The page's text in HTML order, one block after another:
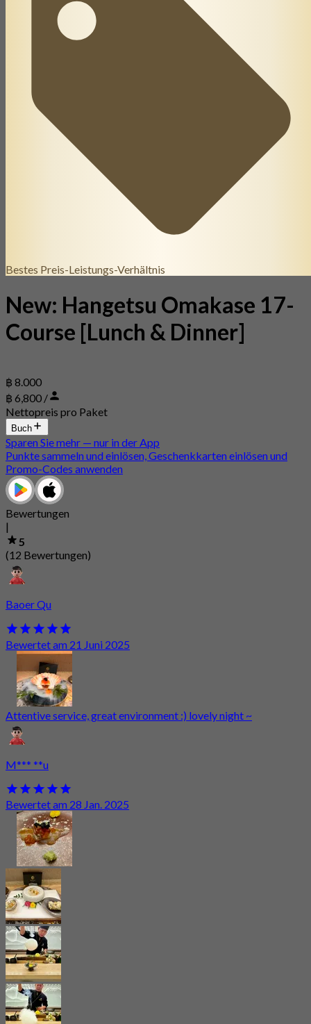
Bestes Preis-Leistungs-Verhältnis
New: Hangetsu Omakase 17-
Course [Lunch & Dinner]
฿ 8.000
฿ 6,800 /
Nettopreis pro Paket
Buch
Sparen Sie mehr — nur in der App
Punkte sammeln und einlösen, Geschenkkarten einlösen und
Promo-Codes anwenden
Bewertungen
|
5
(12 Bewertungen)
Baoer Qu
Bewertet am 21 Juni 2025
Attentive service, great environment :) lovely night ~
M*** **u
Bewertet am 28 Jan. 2025